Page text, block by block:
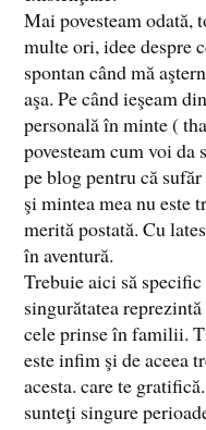
Mai povesteam odată,
multe ori, idee despre
spontan când mă
aşa. Pe când ieşeam
personală în minte (
povesteam cum voi da
pe blog pentru că
şi mintea mea nu este
merită postată. Cu
în aventură.
Trebuie aici să
singurătatea
cele prinse în familii.
este infim şi de aceea
acesta. care te
sunteţi singure